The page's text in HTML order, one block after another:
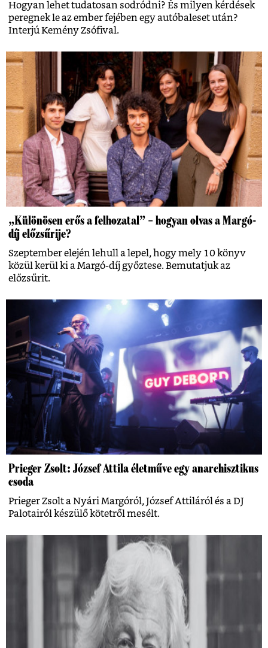
Hogyan lehet tudatosan sodródni? És milyen kérdések
peregnek le az ember fejében egy autóbaleset után?
Interjú Kemény Zsófival.
„Különösen erős a felhozatal” – hogyan olvas a Margó-
díj előzsűrije?
Szeptember elején lehull a lepel, hogy mely 10 könyv
közül kerül ki a Margó-díj győztese. Bemutatjuk az
előzsűrit.
Prieger Zsolt: József Attila életműve egy anarchisztikus
csoda
Prieger Zsolt a Nyári Margóról, József Attiláról és a DJ
Palotairól készülő kötetről mesélt.